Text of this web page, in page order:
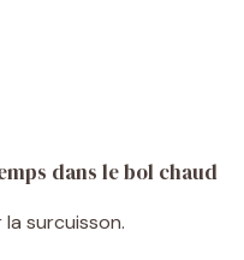
dans le bol chaud
surcuisson.